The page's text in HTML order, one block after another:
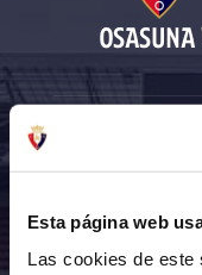
Esta página web
Las cookies de este